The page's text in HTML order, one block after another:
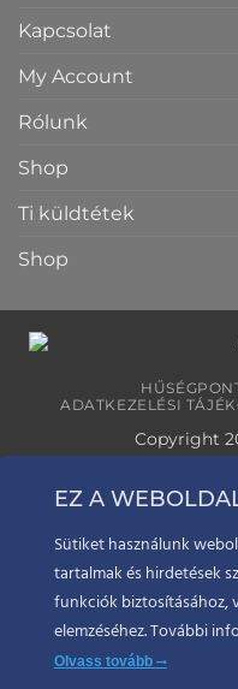
Kapcsolat
My Account
Rólunk
Shop
Ti küldtétek
Shop
ADATKEZELÉSI
Copyright
EZ A
Sütiket használunk
tartalmak és hirdetések
funkciók biztosításához,
elemzéséhez. További
Olvass tovább